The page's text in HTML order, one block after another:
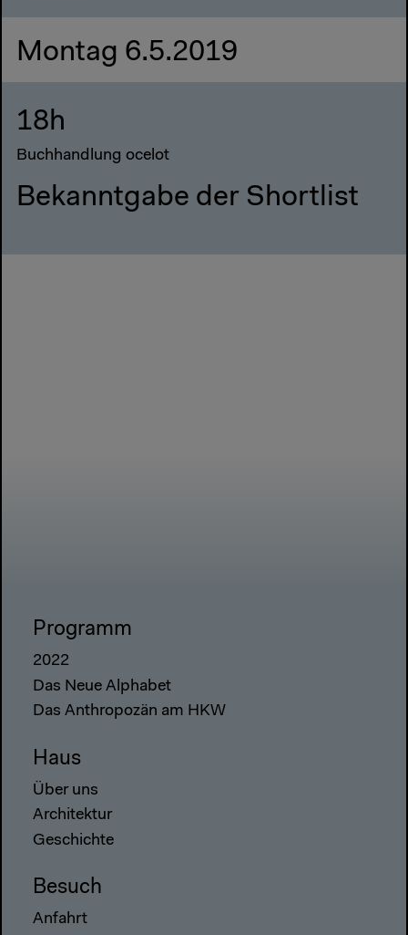
Montag 6.5.2019
18h
Buchhandlung ocelot
Bekanntgabe der Shortlist
Programm
2022
Das Neue Alphabet
Das Anthropozän am HKW
Haus
Über uns
Architektur
Geschichte
Besuch
Anfahrt